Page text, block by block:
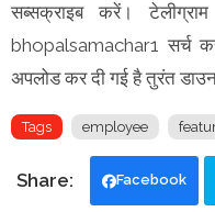
सब्सक्राइब करें।
bhopalsamachar1 सर्च
अपलोड कर दी गई है तुरंत
Tags employee
Facebook